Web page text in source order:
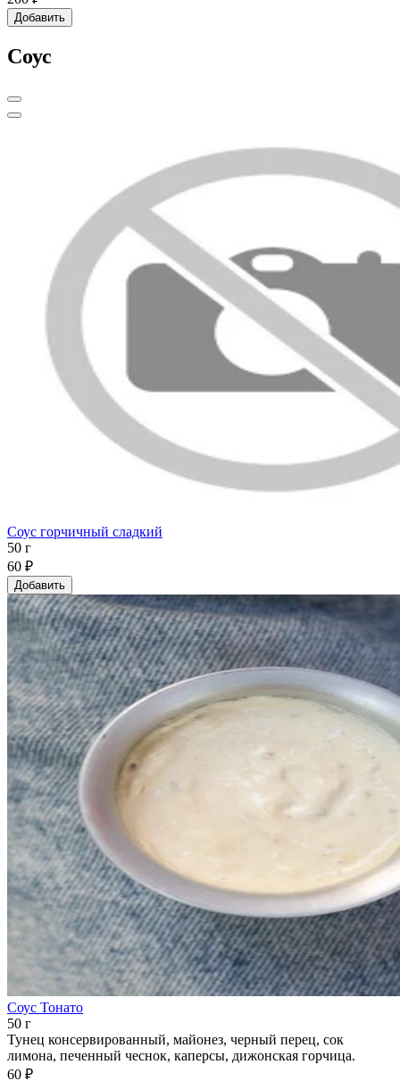
Добавить
Соус
Соус горчичный сладкий
50 г
60 ₽
Добавить
Соус Тонато
50 г
Тунец консервированный, майонез, черный перец, сок
лимона, печенный чеснок, каперсы, дижонская горчица.
60 ₽